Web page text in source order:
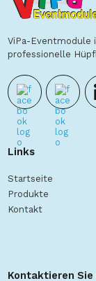
ViPa-
professionelle
Links
Startseite
Produkte
Kontakt
Kontaktieren Sie